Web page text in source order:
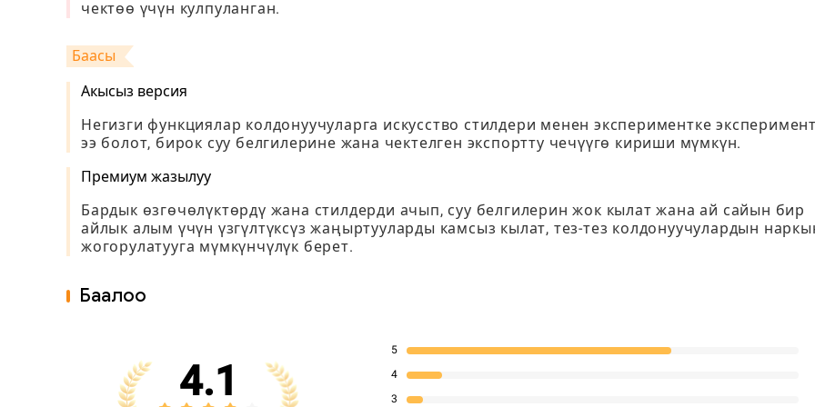
чектөө үчүн кулпуланган.
Баасы
Акысыз версия
Негизги функциялар колдонуучуларга искусство стилдери менен экспериментке
ээ болот, бирок суу белгилерине жана чектелген экспортту чечүүгө кириши мүмкүн.
Премиум жазылуу
Бардык өзгөчөлүктөрдү жана стилдерди ачып, суу белгилерин жок кылат жана ай сайын бир
айлык алым үчүн үзгүлтүксүз жаңыртууларды камсыз кылат, тез-тез колдонуучулардын
жогорулатууга мүмкүнчүлүк берет.
Баалоо
4.1
5
4
3